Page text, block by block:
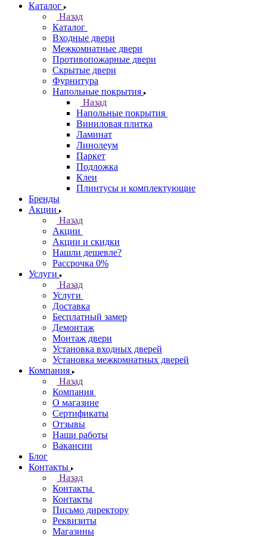
Каталог
Назад
Каталог
Входные двери
Межкомнатные двери
Противопожарные двери
Скрытые двери
Фурнитура
Напольные покрытия
Назад
Напольные покрытия
Виниловая плитка
Ламинат
Линолеум
Паркет
Подложка
Клеи
Плинтусы и комплектующие
Бренды
Акции
Назад
Акции
Акции и скидки
Нашли дешевле?
Рассрочка 0%
Услуги
Назад
Услуги
Доставка
Бесплатный замер
Демонтаж
Монтаж двери
Установка входных дверей
Установка межкомнатных дверей
Компания
Назад
Компания
О магазине
Сертификаты
Отзывы
Наши работы
Вакансии
Блог
Контакты
Назад
Контакты
Контакты
Письмо директору
Реквизиты
Магазины